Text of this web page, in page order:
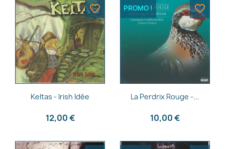
Aperçu rapide
Keltas - Irish Idée
12,00 €
favorite_border
Aperçu rapide
La Perdrix Rouge -...
10,00 €
PROMO ! favorite_border
Nom de la liste d'envies
Annuler Créer une liste d'envies